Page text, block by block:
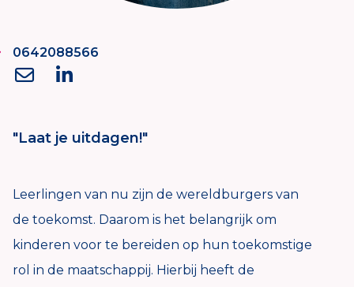
0642088566
"Laat je uitdagen!"
Leerlingen van nu zijn de wereldburgers van
de toekomst. Daarom is het belangrijk om
kinderen voor te bereiden op hun toekomstige
rol in de maatschappij. Hierbij heeft de